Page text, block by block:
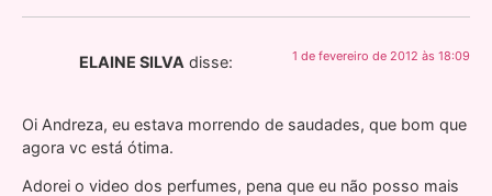
ELAINE SILVA disse: 1 de fevereiro de 2012 às 18:09
Oi Andreza, eu estava morrendo de saudades, que bom que
agora vc está ótima.
Adorei o video dos perfumes, pena que eu não posso mais